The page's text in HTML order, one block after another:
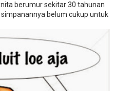
berumur sekitar 30 tahunan
belum cukup untuk